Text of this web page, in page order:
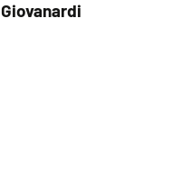
Giovanardi